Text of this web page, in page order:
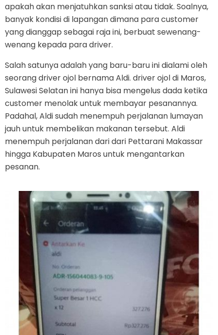
apakah akan menjatuhkan sanksi atau tidak. Soalnya,
banyak kondisi di lapangan dimana para customer
yang dianggap sebagai raja ini, berbuat sewenang-
wenang kepada para driver.
Salah satunya adalah yang baru-baru ini dialami oleh
seorang driver ojol bernama Aldi. driver ojol di Maros,
Sulawesi Selatan ini hanya bisa mengelus dada ketika
customer menolak untuk membayar pesanannya.
Padahal, Aldi sudah menempuh perjalanan lumayan
jauh untuk membelikan makanan tersebut. Aldi
menempuh perjalanan dari dari Pettarani Makassar
hingga Kabupaten Maros untuk mengantarkan
pesanan.